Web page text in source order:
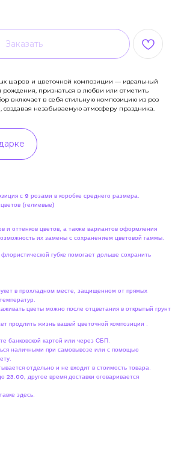
Заказать
шаров и цветочной композиции — идеальный
рождения, признаться в любви или отметить
включает в себя стильную композицию из роз
незабываемую атмосферу праздника.
с 9 розами в коробке среднего размера.
(гелиевые)
и оттенков цветов, а также вариантов оформления
их замены с сохранением цветовой гаммы.
губке помогает дольше сохранить
в прохладном месте, защищенном от прямых
цветы можно после отцветания в открытый грунт
продлить жизнь вашей цветочной композиции .
банковской картой или через СБП.
наличными при самовывозе или с помощью
отдельно и не входит в стоимость товара.
23.00, другое время доставки оговаривается
здесь